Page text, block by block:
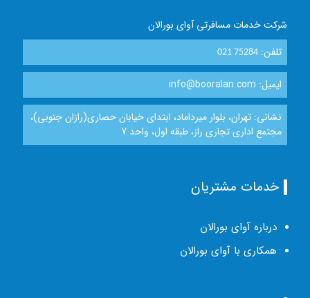
شرکت خدمات مسافرتی آوای بورالان
تلفن:021 75284
ایمیل: info@booralan.com
نشانی: تهران، بلوار میرداماد، ابتدای خیابان حصاری(رازان جنوبی)،
مجتمع اداری تجاری راز، طبقه اول، واحد 7
خدمات مشتریان
درباره آوای بورالان
همکاری با آوای بورالان